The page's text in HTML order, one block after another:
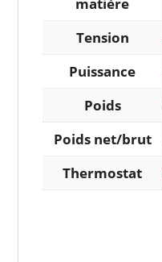
Tension
Puissance
Poids
Poids net/brut
Thermostat